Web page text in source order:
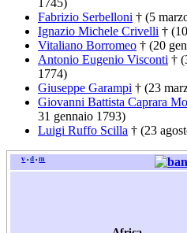
Fabrizio Serbelloni † (5
Ignazio Michele Crivelli †
Vitaliano Borromeo † (20
Antonio Eugenio Visconti †
1774)
Giuseppe Garampi † (23
Giovanni Battista Caprara
31 gennaio 1793)
Luigi Ruffo Scilla † (23
v • d • m